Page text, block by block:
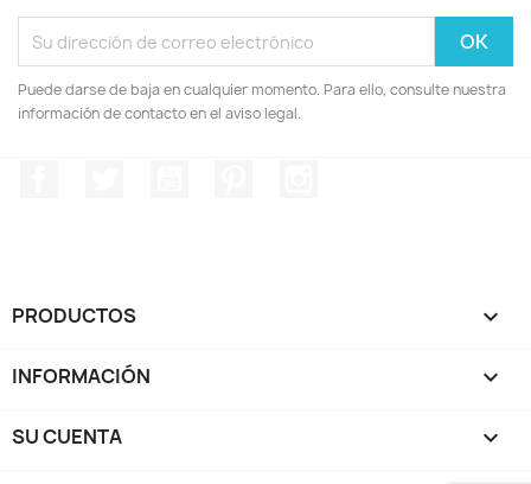
Puede darse de baja en cualquier momento. Para ello, consulte nuestra
información de contacto en el aviso legal.
PRODUCTOS 
INFORMACIÓN 
SU CUENTA 